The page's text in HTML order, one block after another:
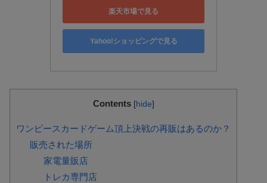
楽天市場で見る
Yahoo!ショッピングで見る
Contents [hide]
ワンピースカードゲーム頂上決戦の再販はあるのか？
販売された場所
家電量販店
トレカ専門店